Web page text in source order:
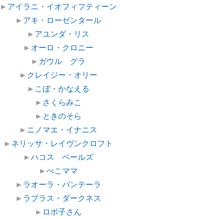
► アイラニ・イオフィフティーン
► アキ・ローゼンタール
► アユンダ・リス
► オーロ・クロニー
► ガウル グラ
► クレイジー・オリー
► こぼ・かなえる
► さくらみこ
► ときのそら
► ニノマエ・イナニス
► ネリッサ・レイヴンクロフト
►ハコス ベールズ
►ぺこママ
► ラオーラ・パンテーラ
► ラプラス・ダークネス
► ロボ子さん